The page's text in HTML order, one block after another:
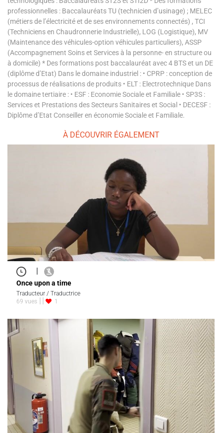
professionnelles : Baccalauréats TU (technicien d’usinage) ; MELEC
(métiers de l’électricité et de ses environnements connectés) , TCI
(Techniciens en Chaudronnerie Industrielle), LOG (Logistique), MV
(Maintenance des véhicules-option véhicules particuliers), ASSP
(Accompagnement Soins et Services à la personne- en structure ou
à domicile) * Des formations post baccalauréat avec 4 BTS et un DE
(diplôme d’Etat) Dans le domaine industriel : • CPRP : conception de
processus de réalisations de produits • ELT : Electrotechnique Dans
le domaine tertiaire : • ESF : Economie Sociale et Familiale • SP3S :
Services et Prestations des Secteurs Sanitaires et Social • DECESF :
Diplôme d’Etat Conseiller en économie Sociale et Familiale.
À DÉCOUVRIR ÉGALEMENT
Once upon a time
Traducteur / Traductrice
69 vues
1